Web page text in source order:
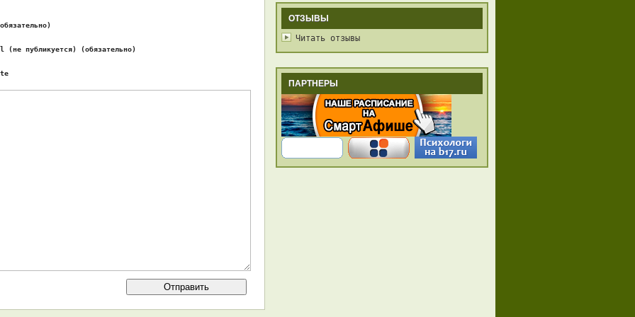
(не публикуется) (обязательно)
ОТЗЫВЫ
Читать отзывы
ПАРТНЕРЫ